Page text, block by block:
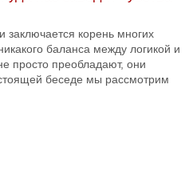
заключается корень многих
баланса между логикой и
просто преобладают, они
беседе мы рассмотрим